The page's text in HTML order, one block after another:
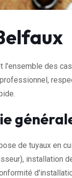
des
de tuyaux en
installation